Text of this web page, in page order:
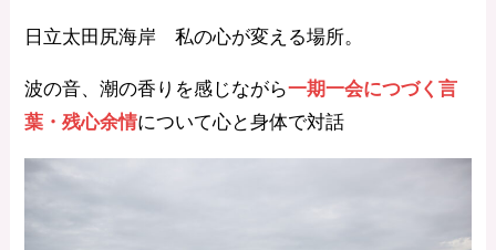
日立太田尻海岸 私の心が変える場所。
波の音、潮の香りを感じながら一期一会につづく言
葉・残心余情について心と身体で対話